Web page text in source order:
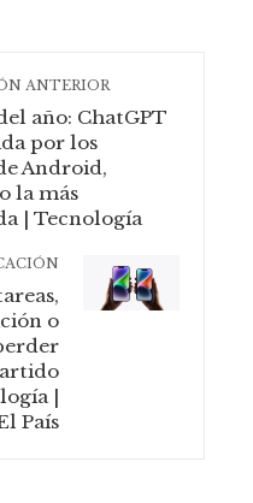
ANTERIOR
año: ChatGPT
por los
Android,
la más
| Tecnología
o
|
País